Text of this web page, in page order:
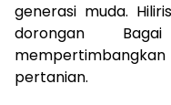
generasi muda.
dorongan
pertanian.